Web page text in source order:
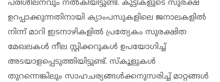
പരിശീലനവും നല്‍കിയിട്ടുണ്ട്. കുട്ടികളുടെ സുരക്ഷ
ഉറപ്പാക്കുന്നതിനായി ക്യാംപസുകളിലെ ജനാലകളില്‍
നിന്ന് മാറി ഇടനാഴികളില്‍ പ്രത്യേകം സുരക്ഷിത
മേഖലകള്‍ നീല സ്റ്റിക്കറുകള്‍ ഉപയോഗിച്ച്
അടയാളപ്പെടുത്തിയിട്ടുണ്ട്. സ്‌കൂളുകള്‍
തുറന്നെങ്കിലും സാഹചര്യങ്ങള്‍ക്കനുസരിച്ച് മാറ്റങ്ങള്‍